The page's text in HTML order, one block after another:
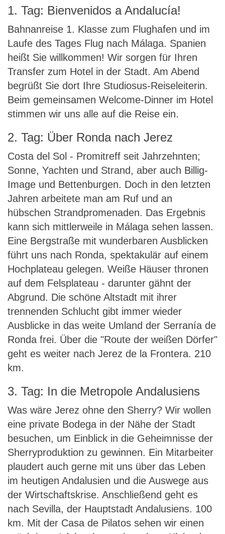
1. Tag: Bienvenidos a Andalucía!
Bahnanreise 1. Klasse zum Flughafen und im
Laufe des Tages Flug nach Málaga. Spanien
heißt Sie willkommen! Wir sorgen für Ihren
Transfer zum Hotel in der Stadt. Am Abend
begrüßt Sie dort Ihre Studiosus-Reiseleiterin.
Beim gemeinsamen Welcome-Dinner im Hotel
stimmen wir uns alle auf die Reise ein.
2. Tag: Über Ronda nach Jerez
Costa del Sol - Promitreff seit Jahrzehnten;
Sonne, Yachten und Strand, aber auch Billig-
Image und Bettenburgen. Doch in den letzten
Jahren arbeitete man am Ruf und an
hübschen Strandpromenaden. Das Ergebnis
kann sich mittlerweile in Málaga sehen lassen.
Eine Bergstraße mit wunderbaren Ausblicken
führt uns nach Ronda, spektakulär auf einem
Hochplateau gelegen. Weiße Häuser thronen
auf dem Felsplateau - darunter gähnt der
Abgrund. Die schöne Altstadt mit ihrer
trennenden Schlucht gibt immer wieder
Ausblicke in das weite Umland der Serranía de
Ronda frei. Über die "Route der weißen Dörfer"
geht es weiter nach Jerez de la Frontera. 210
km.
3. Tag: In die Metropole Andalusiens
Was wäre Jerez ohne den Sherry? Wir wollen
eine private Bodega in der Nähe der Stadt
besuchen, um Einblick in die Geheimnisse der
Sherryproduktion zu gewinnen. Ein Mitarbeiter
plaudert auch gerne mit uns über das Leben
im heutigen Andalusien und die Auswege aus
der Wirtschaftskrise. Anschließend geht es
nach Sevilla, der Hauptstadt Andalusiens. 100
km. Mit der Casa de Pilatos sehen wir einen